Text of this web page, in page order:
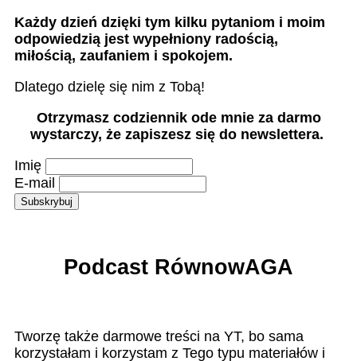
Każdy dzień dzięki tym kilku pytaniom i moim
odpowiedzią jest wypełniony radością,
miłością, zaufaniem i spokojem.
Dlatego dzielę się nim z Tobą!
Otrzymasz codziennik ode mnie za darmo
wystarczy, że zapiszesz się do newslettera.
Imię
E-mail
Podcast RównowAGA
Tworzę także darmowe treści na YT, bo sama
korzystałam i korzystam z Tego typu materiałów i